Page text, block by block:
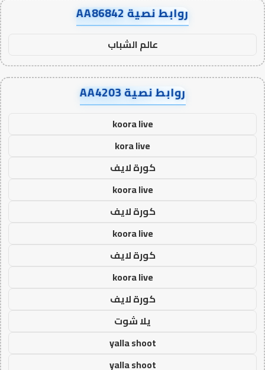
روابط نصية AA86842
عالم الشباب
روابط نصية AA4203
koora live
kora live
كورة لايف
koora live
كورة لايف
koora live
كورة لايف
koora live
كورة لايف
يلا شوت
yalla shoot
yalla shoot